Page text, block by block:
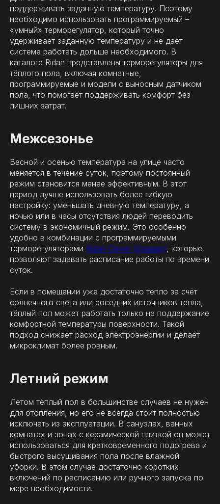
поддерживать заданную температуру. Поэтому
необходимо использовать программируемый –
«умный» терморегулятор, который точно
удерживает заданную температуру и не даёт
системе работать дольше необходимого. В
каталоге Ridan представлены терморегуляторы для
тёплого пола, включая комнатные,
программируемые и модели с выносным датчиком
пола, что помогает поддерживать комфорт без
лишних затрат.
Межсезонье
Весной и осенью температура на улице часто
меняется в течение суток, поэтому постоянный
режим становится менее эффективным. В этот
период лучше использовать более гибкую
настройку: уменьшать дневную температуру, а
ночью или в часы отсутствия людей переводить
систему в экономичный режим. Это особенно
удобно в комбинации с программируемыми
терморегуляторами Ridan Clever (Клевер) , которые
позволяют задавать расписание работы по времени
суток.
Если в помещении уже достаточно тепло за счёт
солнечного света или соседних источников тепла,
тёплый пол может работать только на поддержание
комфортной температуры поверхности. Такой
подход снижает расход электроэнергии и делает
микроклимат более ровным.
Летний режим
Летом тёплый пол в большинстве случаев не нужен
для отопления, но его не всегда стоит полностью
исключать из эксплуатации. В санузлах, ванных
комнатах и зонах с керамической плиткой он может
использоваться для кратковременного подогрева и
быстрого высушивания пола после влажной
уборки. В этом случае достаточно коротких
включений по расписанию или ручного запуска по
мере необходимости.